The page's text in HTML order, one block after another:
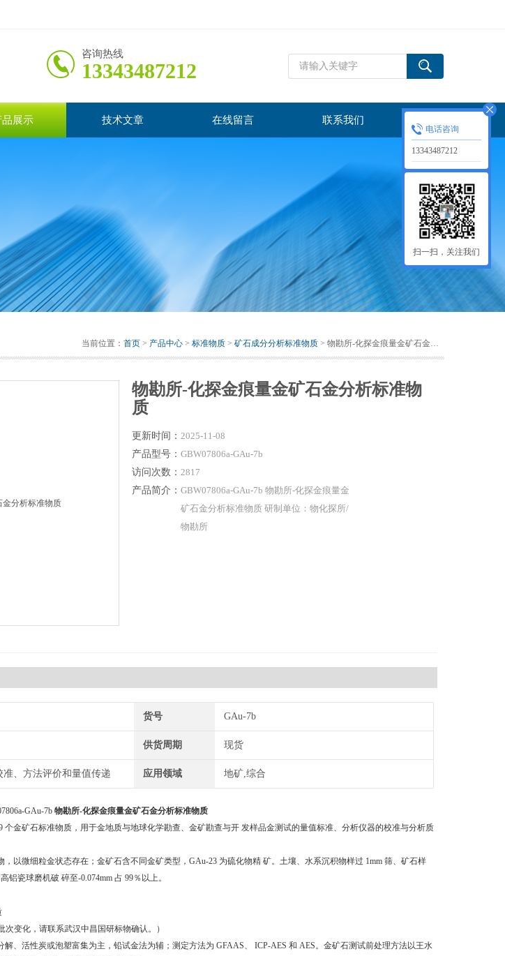
咨询热线
13343487212
品展示 技术文章 在线留言 联系我们
当前位置： 首页 > 产品中心 > 标准物质 > 矿石成分分析标准物质 > 物勘所-化探金痕量金矿石金分析标准物质
物勘所-化探金痕量金矿石金分析标准物
质
更新时间： 2025-11-08
产品型号： GBW07806a-GAu-7b
访问次数： 2817
产品简介： GBW07806a-GAu-7b 物勘所-化探金痕量金
矿石金分析标准物质 研制单位：物化探所/
物勘所
货号 GAu-7b
供货周期 现货
准、方法评价和量值传递 应用领域 地矿,综合
GAu-7b 物勘所-化探金痕量金矿石金分析标准物质
个金矿石标准物质，用于金地质与地球化学勘查、金矿勘查与开 发样品金测试的量值标准、分析仪器的校准与分析质
以微细粒金状态存在；金矿石含不同金矿类型，GAu-23 为硫化物精 矿。土壤、水系沉积物样过 1mm 筛、矿石样
铝瓷球磨机破 碎至-0.074mm 占 99％以上。
变化，请联系武汉中昌国研标物确认。）
、活性炭或泡塑富集为主，铅试金法为辅；测定方法为 GFAAS、 ICP-AES 和 AES。金矿石测试前处理方法以王水
电话咨询
13343487212
扫一扫，关注我们